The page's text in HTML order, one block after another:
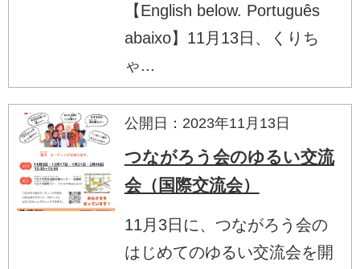
【English below. Português
abaixo】11月13日、くりち
ゃ...
公開日：2023年11月13日
つながろう会のゆるい交流
会（国際交流会）
11月3日に、つながろう会の
はじめてのゆるい交流会を開